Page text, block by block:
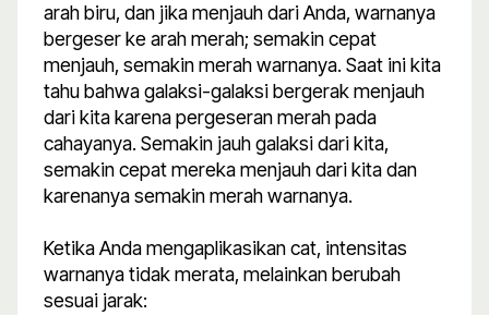
arah biru, dan jika menjauh dari Anda, warnanya
bergeser ke arah merah; semakin cepat
menjauh, semakin merah warnanya. Saat ini kita
tahu bahwa galaksi-galaksi bergerak menjauh
dari kita karena pergeseran merah pada
cahayanya. Semakin jauh galaksi dari kita,
semakin cepat mereka menjauh dari kita dan
karenanya semakin merah warnanya.
Ketika Anda mengaplikasikan cat, intensitas
warnanya tidak merata, melainkan berubah
sesuai jarak: